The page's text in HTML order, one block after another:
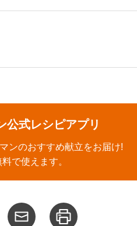
公式レシピアプリ
ンのおすすめ献立をお届け!
で使えます。